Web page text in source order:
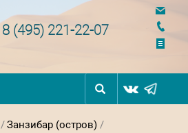
8 (495) 221-22-07
/Занзибар (остров) /